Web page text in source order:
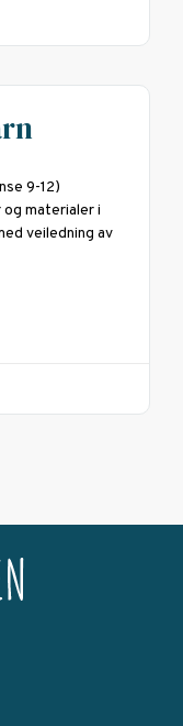
9-12)
materialer i
veiledning av